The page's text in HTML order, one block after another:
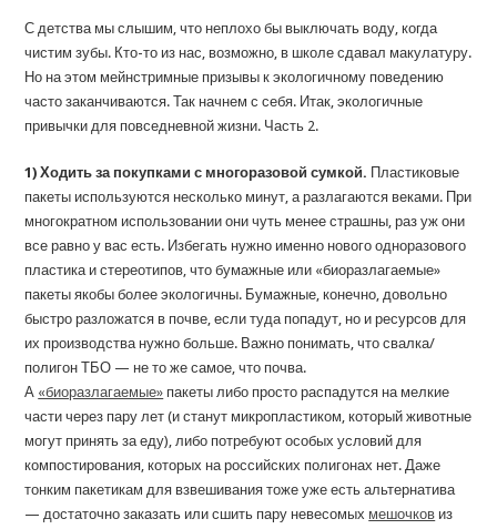
С детства мы слышим, что неплохо бы выключать воду, когда
чистим зубы. Кто-то из нас, возможно, в школе сдавал макулатуру.
Но на этом мейнстримные призывы к экологичному поведению
часто заканчиваются. Так начнем с себя. Итак, экологичные
привычки для повседневной жизни. Часть 2.
1) Ходить за покупками с многоразовой сумкой. Пластиковые
пакеты используются несколько минут, а разлагаются веками. При
многократном использовании они чуть менее страшны, раз уж они
все равно у вас есть. Избегать нужно именно нового одноразового
пластика и стереотипов, что бумажные или «биоразлагаемые»
пакеты якобы более экологичны. Бумажные, конечно, довольно
быстро разложатся в почве, если туда попадут, но и ресурсов для
их производства нужно больше. Важно понимать, что свалка/
полигон ТБО — не то же самое, что почва.
А «биоразлагаемые» пакеты либо просто распадутся на мелкие
части через пару лет (и станут микропластиком, который животные
могут принять за еду), либо потребуют особых условий для
компостирования, которых на российских полигонах нет. Даже
тонким пакетикам для взвешивания тоже уже есть альтернатива
— достаточно заказать или сшить пару невесомых мешочков из